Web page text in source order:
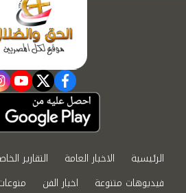
facebook
twitter
الرئيسية الاخبار العامة التقارير
فيديوهات متنوعة
اخبار الفن